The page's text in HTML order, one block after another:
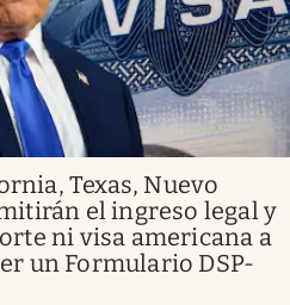
Texas, Nuevo
el ingreso legal y
ni visa americana a
un Formulario DSP-